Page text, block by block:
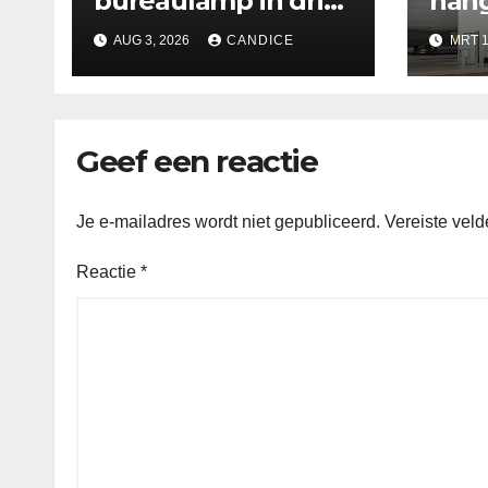
kleuren
AUG 3, 2026 CANDICE MRT
Geef een reactie
Je e-mailadres wordt niet gepubliceerd. Vereiste
Reactie *